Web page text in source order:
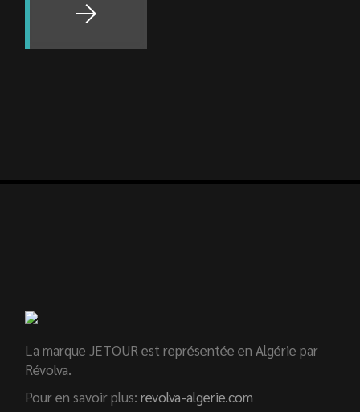
La marque JETOUR est représentée en Algérie par
Révolva.
Pour en savoir plus:revolva-algerie.com